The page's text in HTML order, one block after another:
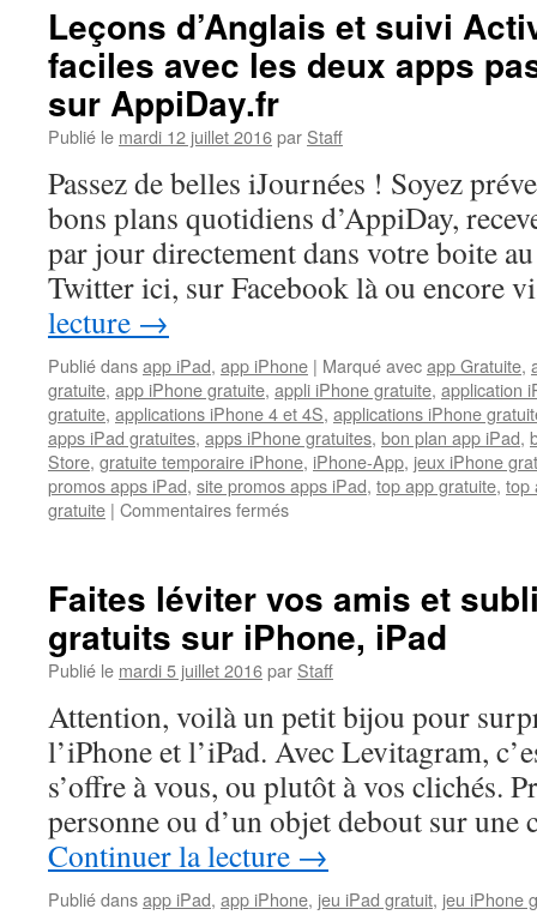
Agenda
gestuel
et
édition,
signature
et
modification
de
PDF,
exceptionnellement
gratuits
et
iPad
Leçons d’Anglais et suivi
faciles avec les deux apps
sur AppiDay.fr
Publié le mardi 12 juillet 2016par Staff
Passez de belles iJournées ! Soyez
bons plans quotidiens d’AppiDay,
par jour directement dans votre boite
Twitter ici, sur Facebook là ou encore
lecture →
Publié dansapp iPad, app iPhone | Marqué avecapp Gratuite,
gratuite, app iPhone gratuite, appli iPhone gratuite, application
gratuite, applications iPhone 4 et 4S, applications iPhone
apps iPad gratuites, apps iPhone gratuites, bon plan app iPad,
Store, gratuite temporaire iPhone, iPhone-App, jeux iPhone
promos apps iPad, site promos apps iPad, top app gratuite, top
gratuite | Commentaires ferméssur
suivi
Activité/Santé
plus
faciles
les
deux
apps
passées
gratuites
sur
AppiDay.fr
Faites léviter vos amis et
gratuits sur iPhone, iPad
Publié le mardi 5 juillet 2016par Staff
Attention, voilà un petit bijou pour
l’iPhone et l’iPad. Avec Levitagram,
s’offre à vous, ou plutôt à vos clichés.
personne ou d’un objet debout sur
Continuer la lecture →
Publié dansapp iPad, app iPhone, jeu iPad gratuit, jeu iPhone